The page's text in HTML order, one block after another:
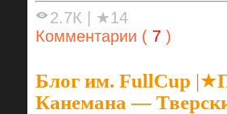
2.7К
★14
Комментарии ( 7 )
Блог им. FullCup |
Канемана —